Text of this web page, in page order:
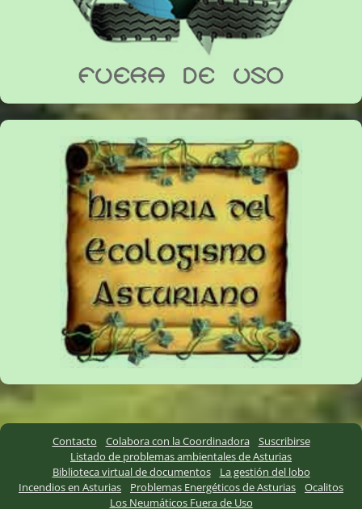
Contacto Colabora con la Coordinadora
Suscribirse
Listado de problemas ambientales de Asturias
Biblioteca virtual de documentos
La gestión del lobo
Incendios en Asturias
Problemas Energéticos de Asturias
Ocalitos
Los Neumáticos Fuera de Uso